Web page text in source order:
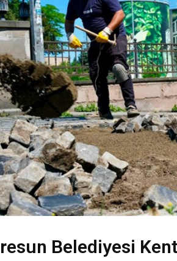
Belediyesi